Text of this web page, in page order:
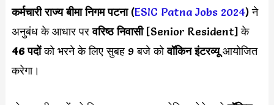
कर्मचारी राज्य बीमा निगम पटना(ESIC Patna Jobs 2024) ने
अनुबंध के आधार परवरिष्ठ निवासी[Senior Resident] के
46 पदोंको भरने के लिए सुबह 9 बजे कोवॉकिन इंटरव्यूआयोजित
करेगा।